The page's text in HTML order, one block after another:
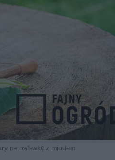
na nalewkę z miodem